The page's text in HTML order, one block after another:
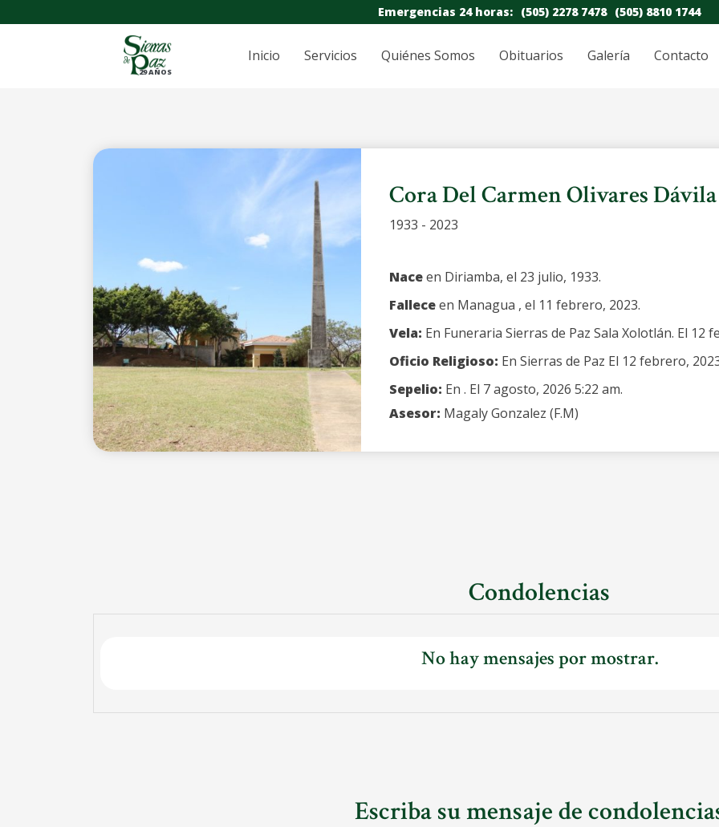
Emergencias 24 horas: (505) 2278 7478 (505) 8810 1744
29 AÑOS
Inicio Servicios Quiénes Somos Obituarios Galería Contacto
Cora Del Carmen Olivares Dávila
1933 - 2023
Naceen Diriamba, el 23 julio, 1933.
Falleceen Managua , el 11 febrero, 2023.
Vela: En Funeraria Sierras de Paz Sala Xolotlán. El 12
Oficio Religioso: En Sierras de Paz El 12 febrero,
Sepelio: En . El 7 agosto, 2026 5:22 am.
Asesor: Magaly Gonzalez (F.M)
Condolencias
No hay mensajes por mostrar.
Escriba su mensaje de